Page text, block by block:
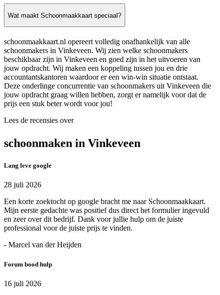
Wat maakt Schoonmaakkaart speciaal?
schoonmaakkaart.nl opereert volledig onafhankelijk van alle
schoonmakers in Vinkeveen. Wij zien welke schoonmakers
beschikbaar zijn in Vinkeveen en goed zijn in het uitvoeren van
jouw opdracht. Wij maken een koppeling tussen jou en drie
accountantskantoren waardoor er een win-win situatie ontstaat.
Deze onderlinge concurrentie van schoonmakers uit Vinkeveen die
jouw opdracht graag willen hebben, zorgt er namelijk voor dat de
prijs een stuk beter wordt voor jou!
Lees de recensies over
schoonmaken in Vinkeveen
Lang leve google
28 juli 2026
Een korte zoektocht op google bracht me naar Schoonmaakkaart.
Mijn eerste gedachte was positief dus direct het formulier ingevuld
en zeer over dit bedrijf. Dank voor jullie hulp om de juiste
professional voor de juiste prijs te vinden.
- Marcel van der Heijden
Forum bood hulp
16 juli 2026